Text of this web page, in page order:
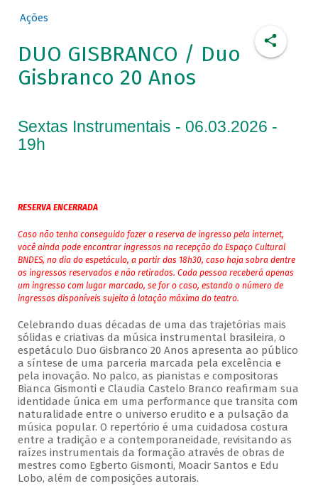
Ações
DUO GISBRANCO / Duo
Gisbranco 20 Anos
Sextas Instrumentais - 06.03.2026 -
19h
RESERVA ENCERRADA
Caso não tenha conseguido fazer a reserva de ingresso pela internet,
você ainda pode encontrar ingressos na recepção do Espaço Cultural
BNDES, no dia do espetáculo, a partir das 18h30, caso haja sobra dentre
os ingressos reservados e não retirados. Cada pessoa receberá apenas
um ingresso com lugar marcado, se for o caso, estando o número de
ingressos disponíveis sujeito à lotação máxima do teatro.
Celebrando duas décadas de uma das trajetórias mais
sólidas e criativas da música instrumental brasileira, o
espetáculo Duo Gisbranco 20 Anos apresenta ao público
a síntese de uma parceria marcada pela excelência e
pela inovação. No palco, as pianistas e compositoras
Bianca Gismonti e Claudia Castelo Branco reafirmam sua
identidade única em uma performance que transita com
naturalidade entre o universo erudito e a pulsação da
música popular. O repertório é uma cuidadosa costura
entre a tradição e a contemporaneidade, revisitando as
raízes instrumentais da formação através de obras de
mestres como Egberto Gismonti, Moacir Santos e Edu
Lobo, além de composições autorais.